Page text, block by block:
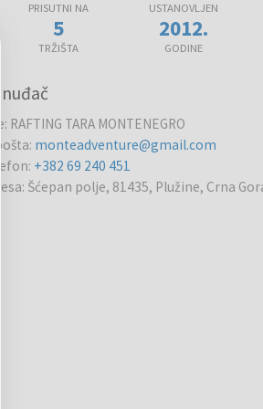
PRISUTNI NA
5
TRŽIŠTA
USTANOVLJEN
2012.
GODINE
: RAFTING TARA MONTENEGRO
: monteadventure@gmail.com
: +382 69 240 451
: Šćepan polje, 81435, Plužine, Crna